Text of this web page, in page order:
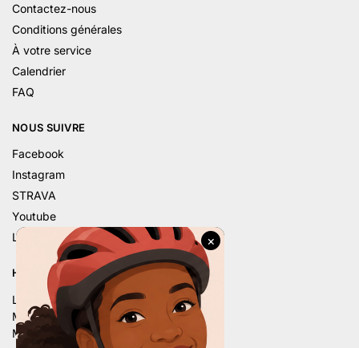
Contactez-nous
Conditions générales
À votre service
Calendrier
FAQ
NOUS SUIVRE
Facebook
Instagram
STRAVA
Youtube
Linkedin
HORAIRE D’ÉTÉ
Lu. – 9h – 12h | 14h – 18h
Ma. – 9h – 12h | 14h – 18h
Me. – 9h – 12h | 14h – 18h